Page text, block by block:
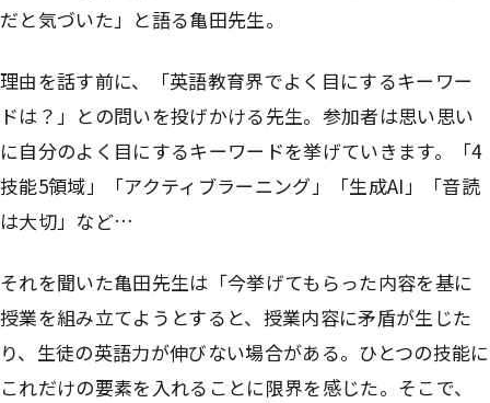
だと気づいた」と語る亀田先生。
理由を話す前に、「英語教育界でよく目にするキーワー
ドは？」との問いを投げかける先生。参加者は思い思い
に自分のよく目にするキーワードを挙げていきます。「4
技能5領域」「アクティブラーニング」「生成AI」「音読
は大切」など…
それを聞いた亀田先生は「今挙げてもらった内容を基に
授業を組み立てようとすると、授業内容に矛盾が生じた
り、生徒の英語力が伸びない場合がある。ひとつの技能に
これだけの要素を入れることに限界を感じた。そこで、